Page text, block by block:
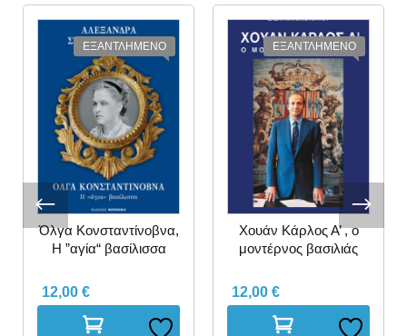
ΕΞΑΝΤΛΗΜΕΝΟ
Όλγα Κονσταντίνοβνα,
Η ”αγία“ βασίλισσα
12,00 €
ΕΞΑΝΤΛΗΜΕΝΟ
Χουάν Κάρλος Α’ , ο
μοντέρνος βασιλιάς
12,00 €